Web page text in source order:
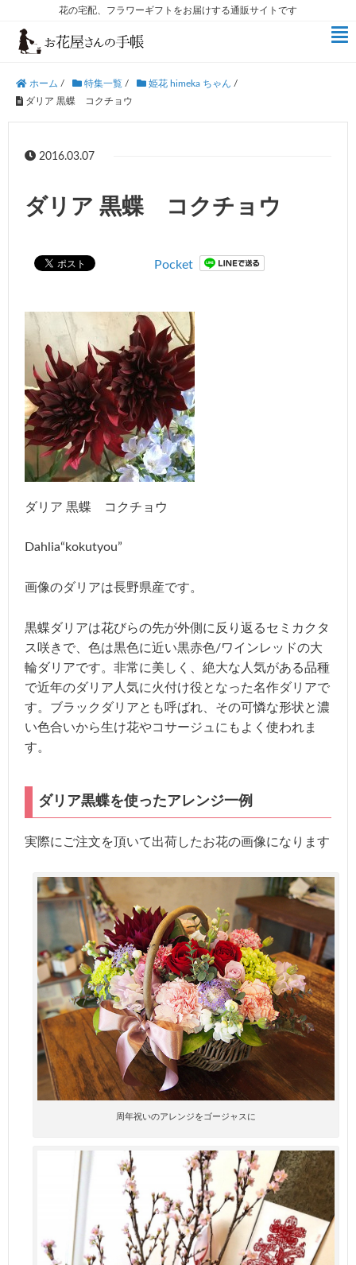
花の宅配、フラワーギフトをお届けする通販サイトです
ホーム / 特集一覧 / 姫花 himeka ちゃん /
ダリア 黒蝶 コクチョウ
2016.03.07
ダリア 黒蝶 コクチョウ
Pocket
ダリア 黒蝶 コクチョウ
Dahlia“kokutyou”
画像のダリアは長野県産です。
黒蝶ダリアは花びらの先が外側に反り返るセミカクタ
ス咲きで、色は黒色に近い黒赤色/ワインレッドの大
輪ダリアです。非常に美しく、絶大な人気がある品種
で近年のダリア人気に火付け役となった名作ダリアで
す。ブラックダリアとも呼ばれ、その可憐な形状と濃
い色合いから生け花やコサージュにもよく使われま
す。
ダリア黒蝶を使ったアレンジ一例
実際にご注文を頂いて出荷したお花の画像になります
周年祝いのアレンジをゴージャスに